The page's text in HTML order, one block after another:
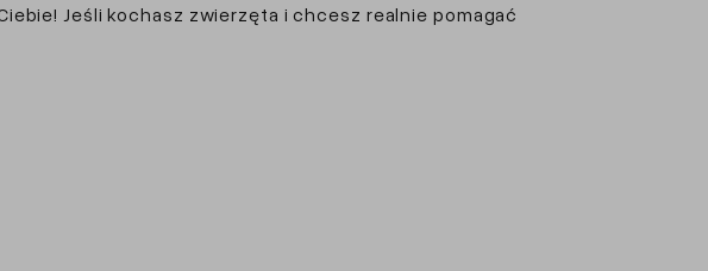
Jeśli kochasz zwierzęta i chcesz realnie pomagać